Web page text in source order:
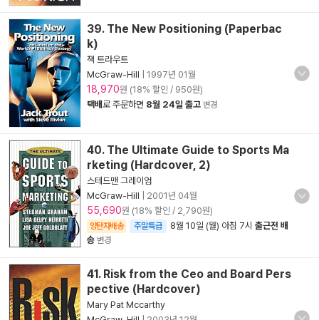
39. The New Positioning (Paperbac
k)
잭 트라우트
McGraw-Hill
1997년 01월
18,970원 (18% 할인 / 950원)
택배로 주문하면 8월 24일 출고 변경
40. The Ultimate Guide to Sports Ma
rketing (Hardcover, 2)
스테드맨 그레이엄
McGraw-Hill
2001년 04월
55,690원 (18% 할인 / 2,790원)
양탄자배송 주말특급 8월 10일 (월) 아침 7시 출근전 배
송 변경
41. Risk from the Ceo and Board Pers
pective (Hardcover)
Mary Pat Mccarthy